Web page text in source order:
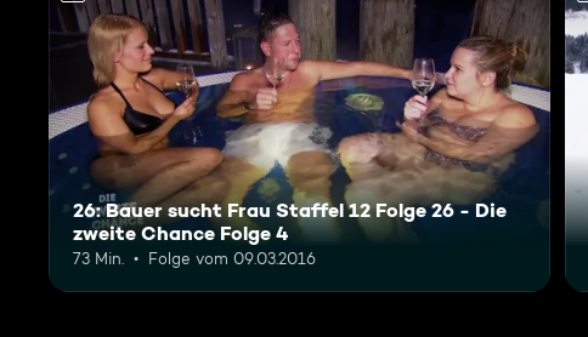
26: Bauer sucht Frau Staffel 12 Folge 26 - Die
zweite Chance Folge 4
73 Min. Folge vom 09.03.2016